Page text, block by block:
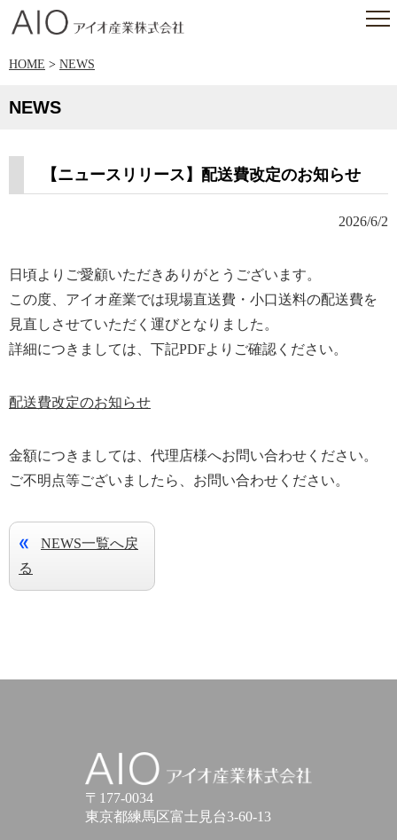
HOME > NEWS
NEWS
【ニュースリリース】配送費改定のお知らせ
2026/6/2
日頃よりご愛顧いただきありがとうございます。
この度、アイオ産業では現場直送費・小口送料の配送費を
見直しさせていただく運びとなりました。
詳細につきましては、下記PDFよりご確認ください。
配送費改定のお知らせ
金額につきましては、代理店様へお問い合わせください。
ご不明点等ございましたら、お問い合わせください。
NEWS一覧へ戻
る
アイオ産業株式会社
〒177-0034
東京都練馬区富士見台3-60-13